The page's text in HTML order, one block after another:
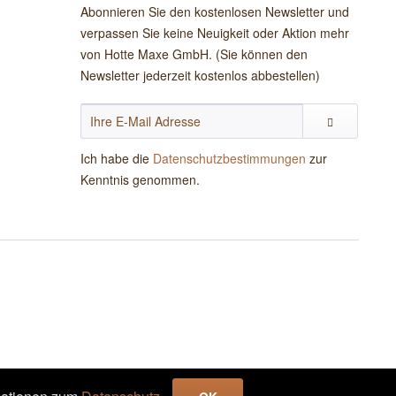
Abonnieren Sie den kostenlosen Newsletter und
verpassen Sie keine Neuigkeit oder Aktion mehr
von Hotte Maxe GmbH. (Sie können den
Newsletter jederzeit kostenlos abbestellen)
Ich habe die Datenschutzbestimmungen zur
Kenntnis genommen.